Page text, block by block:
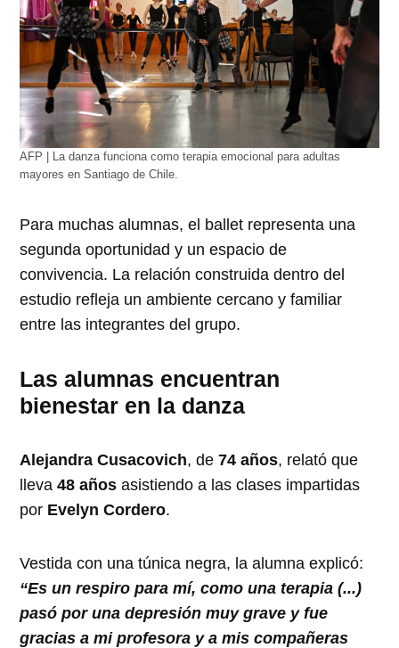
AFP | La danza funciona como terapia emocional para adultas
mayores en Santiago de Chile.
Para muchas alumnas, el ballet representa una
segunda oportunidad y un espacio de
convivencia. La relación construida dentro del
estudio refleja un ambiente cercano y familiar
entre las integrantes del grupo.
Las alumnas encuentran
bienestar en la danza
Alejandra Cusacovich, de74 años, relató que
lleva48 años asistiendo a las clases impartidas
por Evelyn Cordero.
Vestida con una túnica negra, la alumna explicó:
“Es un respiro para mí, como una terapia (...)
pasó por una depresión muy grave y fue
gracias a mi profesora y a mis compañeras